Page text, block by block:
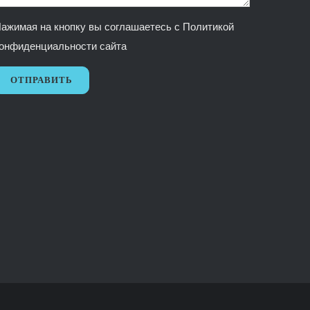
на кнопку вы соглашаетесь с Политикой
сайта